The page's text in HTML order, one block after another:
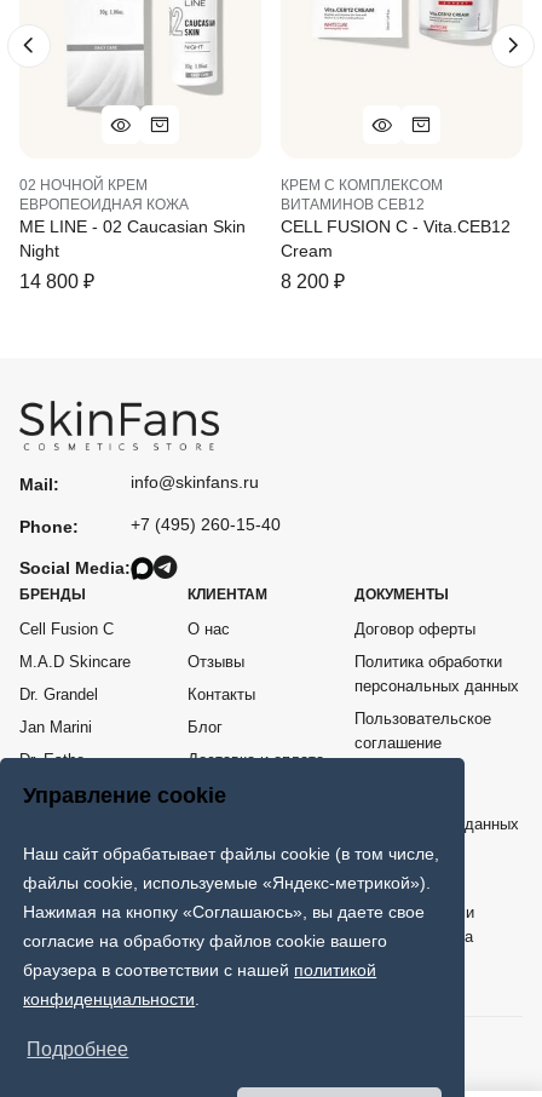
Управление cookie
Наш сайт обрабатывает файлы cookie (в том числе,
файлы cookie, используемые «Яндекс-метрикой»).
Нажимая на кнопку «Соглашаюсь», вы даете свое
согласие на обработку файлов cookie вашего
браузера в соответствии с нашей политикой
конфиденциальности.
Подробнее
02 НОЧНОЙ КРЕМ
ЕВРОПЕОИДНАЯ КОЖА
ME LINE - 02 Caucasian Skin
Night
14 800 ₽
КРЕМ С КОМПЛЕКСОМ
ВИТАМИНОВ СЕВ12
CELL FUSION C - Vita.CEB12
Cream
8 200 ₽
Mail:
Phone:
Social Media:
info@skinfans.ru
+7 (495) 260-15-40
БРЕНДЫ
Cell Fusion C
M.A.D Skincare
Dr. Grandel
Jan Marini
Dr. Esthe
Me Line
КЛИЕНТАМ
О нас
Отзывы
Контакты
Блог
Доставка и оплата
Возврат товара
ДОКУМЕНТЫ
Договор оферты
Политика обработки
персональных данных
Пользовательское
соглашение
персональных данных
Карта сайта
ИНТЕРНЕТ - МАГАЗИН ПРОФЕССИОНАЛЬНОЙ КОСМЕТИКИ
Только клинически проверенная и протестированная врачами
дерматологами и косметологами эффективная космецевтика
мировых брендов.
© 2026 SkinFans. Все права защищены.